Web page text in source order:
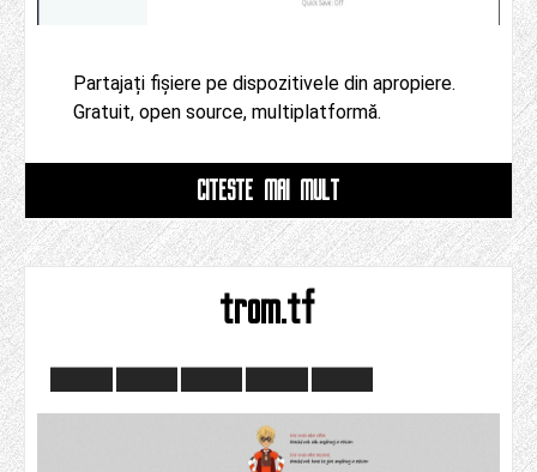
Partajați fișiere pe dispozitivele din apropiere.
Gratuit, open source, multiplatformă.
CITESTE MAI MULT
trom.tf